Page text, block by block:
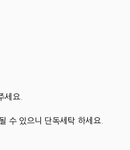
세요.
수 있으니 단독세탁 하세요.